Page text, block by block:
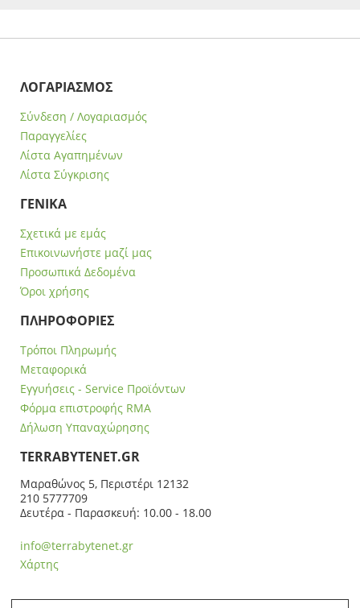
ΛΟΓΑΡΙΑΣΜΟΣ
Σύνδεση / Λογαριασμός
Παραγγελίες
Λίστα Αγαπημένων
Λίστα Σύγκρισης
ΓΕΝΙΚΑ
Σχετικά με εμάς
Επικοινωνήστε μαζί μας
Προσωπικά Δεδομένα
Όροι χρήσης
ΠΛΗΡΟΦΟΡΙΕΣ
Τρόποι Πληρωμής
Μεταφορικά
Εγγυήσεις - Service Προϊόντων
Φόρμα επιστροφής RMA
Δήλωση Υπαναχώρησης
ΤERRABYTENET.GR
Μαραθώνος 5, Περιστέρι 12132
210 5777709
Δευτέρα - Παρασκευή: 10.00 - 18.00
info@terrabytenet.gr
Χάρτης